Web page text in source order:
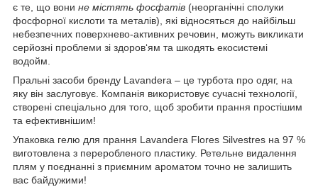
є те, що вони не містять фосфатів (неорганічні сполуки
фосфорної кислоти та металів), які відносяться до найбільш
небезпечних поверхнево-активних речовин, можуть викликати
серйозні проблеми зі здоров‘ям та шкодять екосистемі
водойм.
Пральні засоби бренду Lavandera – це турбота про одяг, на
яку він заслуговує. Компанія використовує сучасні технології,
створені спеціально для того, щоб зробити прання простішим
та ефективнішим!
Упаковка гелю для прання Lavandera Flores Silvestres на 97 %
виготовлена з переробленого пластику. Ретельне видалення
плям у поєднанні з приємним ароматом точно не залишить
вас байдужими!